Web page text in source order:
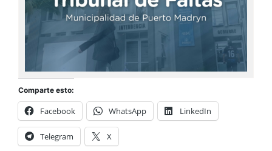
Comparte esto:
Facebook WhatsApp LinkedIn
Telegram X